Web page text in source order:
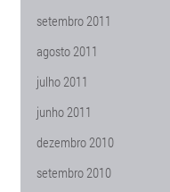
setembro 2011
agosto 2011
julho 2011
junho 2011
dezembro 2010
setembro 2010